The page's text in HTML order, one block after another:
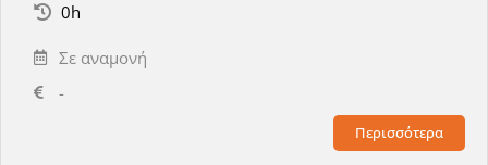
0h
Σε αναμονή
-
Περισσότερα